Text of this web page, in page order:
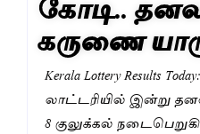
கருணை
Kerala Lottery Results
லாட்டரியில் இன்று
8 குலுக்கல்